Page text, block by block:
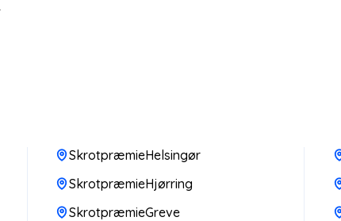
SkrotpræmieHelsingør
SkrotpræmieHjørring
SkrotpræmieGreve